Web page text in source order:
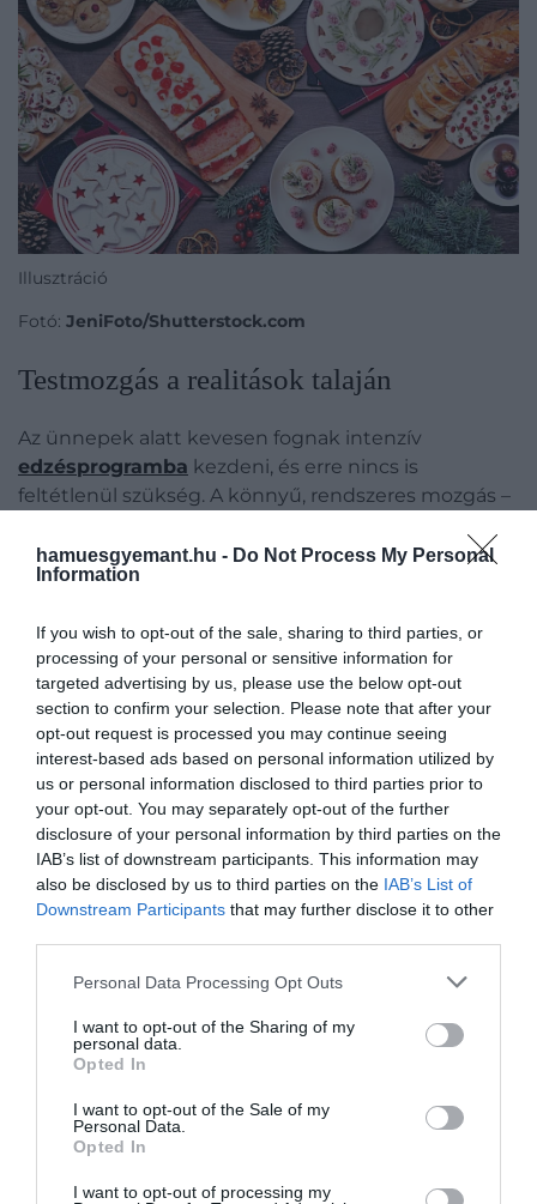
hamuesgyemant.hu - Do Not Process My Personal
Information
If you wish to opt-out of the sale, sharing to third parties, or
processing of your personal or sensitive information for
targeted advertising by us, please use the below opt-out
section to confirm your selection. Please note that after your
opt-out request is processed you may continue seeing
interest-based ads based on personal information utilized by
us or personal information disclosed to third parties prior to
your opt-out. You may separately opt-out of the further
disclosure of your personal information by third parties on the
IAB’s list of downstream participants. This information may
also be disclosed by us to third parties on the IAB’s List of
Downstream Participants that may further disclose it to other
Please note that this website/app uses one or more Google
not limited to your visit or usage behaviour. You may click to
grant or deny consent to Google and its third-party tags to
use your data for below specified purposes in below Google
consent section.
Personal Data Processing Opt Outs
I want to opt-out of the Sharing of my
personal data.
Opted In
I want to opt-out of the Sale of my
Personal Data.
Opted In
I want to opt-out of processing my
Illusztráció
Fotó: JeniFoto/Shutterstock.com
Testmozgás a realitások talaján
Az ünnepek alatt kevesen fognak intenzív
edzésprogramba kezdeni, és erre nincs is
feltétlenül szükség. A könnyű, rendszeres mozgás –
önmagában javítja az emésztést, támogatja a
vércukorszint rendeződését, és segít ellensúlyozni a
ráadásul plusz energiát igényel a szervezettől,
hiszen a testnek meleget kell termelnie, így
ugyanaz a mozgás télen valamivel több kalóriát
éget el, mint egy nyári estén. A mozgás másik,
gyakran alábecsült előnye, hogy oldja a
feszültséget és csökkenti a stressz miatti
evéskényszert, ami az ünnepi készülődés idején
könnyen felerősödik. Nem kell edzőterem-
bérletben gondolkodni: már az is sokat számít, ha
minden nap kijelölünk magunknak egy időszakot,
amikor egyszerűen csak kimegyünk a levegőre.
Tudatos alkoholfogyasztás az ünnepi
időszakban